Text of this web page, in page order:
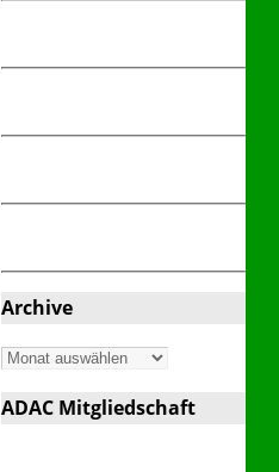
Archive
Archive
ADAC Mitgliedschaft